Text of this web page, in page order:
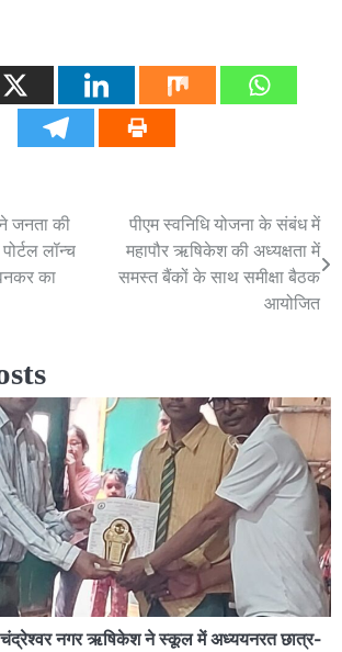
जनता की
लॉन्च
का
पीएम स्वनिधि योजना के संबंध में
महापौर ऋषिकेश की अध्यक्षता में
समस्त बैंकों के साथ समीक्षा बैठक
आयोजित
नगर ऋषिकेश ने स्कूल में अध्ययनरत छात्र-